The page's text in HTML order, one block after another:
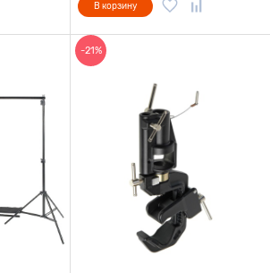
В корзину
-21%